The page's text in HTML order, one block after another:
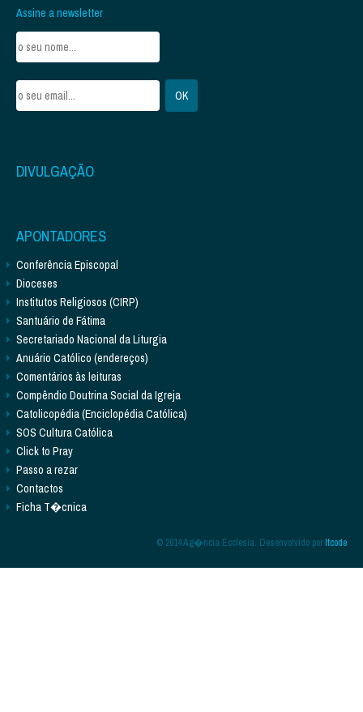
Assine a newsletter
DIVULGAÇÃO
APONTADORES
Conferência Episcopal
Dioceses
Institutos Religiosos (CIRP)
Santuário de Fátima
Secretariado Nacional da Liturgia
Anuário Católico (endereços)
Comentários às leituras
Compêndio Doutrina Social da Igreja
Catolicopédia (Enciclopédia Católica)
SOS Cultura Católica
Click to Pray
Passo a rezar
Contactos
Ficha T�cnica
© 2014 Ag�ncia Ecclesia. Desenvolvido porItcode